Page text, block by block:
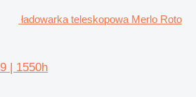
ładowarka teleskopowa Merlo Roto
| 1550h